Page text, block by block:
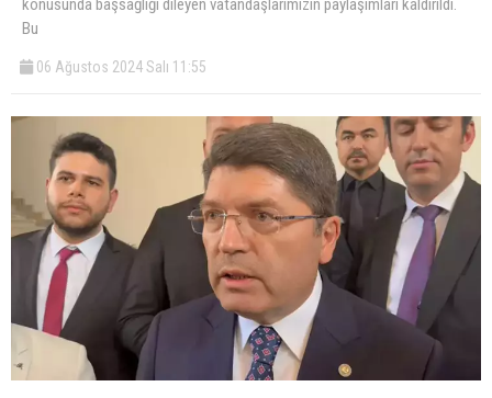
konusunda başsağlığı dileyen vatandaşlarımızın paylaşımları kaldırıldı.
Bu
06 Ağustos 2024 Salı 11:55